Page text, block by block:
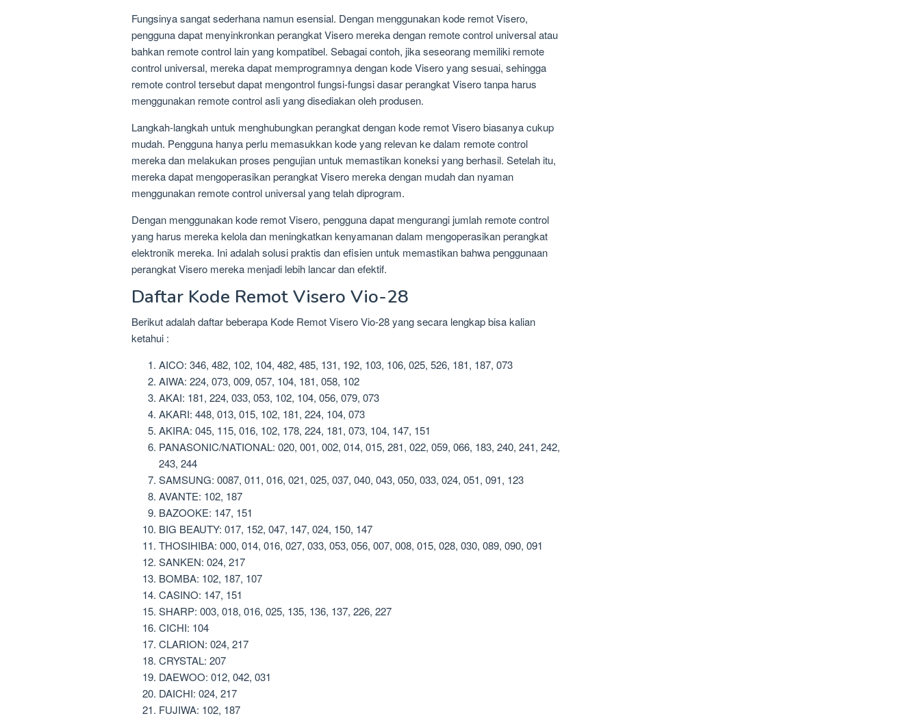
Fungsinya sangat sederhana namun esensial. Dengan menggunakan kode remot Visero,
pengguna dapat menyinkronkan perangkat Visero mereka dengan remote control universal atau
bahkan remote control lain yang kompatibel. Sebagai contoh, jika seseorang memiliki remote
control universal, mereka dapat memprogramnya dengan kode Visero yang sesuai, sehingga
remote control tersebut dapat mengontrol fungsi-fungsi dasar perangkat Visero tanpa harus
menggunakan remote control asli yang disediakan oleh produsen.
Langkah-langkah untuk menghubungkan perangkat dengan kode remot Visero biasanya cukup
mudah. Pengguna hanya perlu memasukkan kode yang relevan ke dalam remote control
mereka dan melakukan proses pengujian untuk memastikan koneksi yang berhasil. Setelah itu,
mereka dapat mengoperasikan perangkat Visero mereka dengan mudah dan nyaman
menggunakan remote control universal yang telah diprogram.
Dengan menggunakan kode remot Visero, pengguna dapat mengurangi jumlah remote control
yang harus mereka kelola dan meningkatkan kenyamanan dalam mengoperasikan perangkat
elektronik mereka. Ini adalah solusi praktis dan efisien untuk memastikan bahwa penggunaan
perangkat Visero mereka menjadi lebih lancar dan efektif.
Daftar Kode Remot Visero Vio-28
Berikut adalah daftar beberapa Kode Remot Visero Vio-28 yang secara lengkap bisa kalian
ketahui :
AICO: 346, 482, 102, 104, 482, 485, 131, 192, 103, 106, 025, 526, 181, 187, 073
AIWA: 224, 073, 009, 057, 104, 181, 058, 102
AKAI: 181, 224, 033, 053, 102, 104, 056, 079, 073
AKARI: 448, 013, 015, 102, 181, 224, 104, 073
AKIRA: 045, 115, 016, 102, 178, 224, 181, 073, 104, 147, 151
PANASONIC/NATIONAL: 020, 001, 002, 014, 015, 281, 022, 059, 066, 183, 240, 241, 242,
243, 244
SAMSUNG: 0087, 011, 016, 021, 025, 037, 040, 043, 050, 033, 024, 051, 091, 123
AVANTE: 102, 187
BAZOOKE: 147, 151
BIG BEAUTY: 017, 152, 047, 147, 024, 150, 147
THOSIHIBA: 000, 014, 016, 027, 033, 053, 056, 007, 008, 015, 028, 030, 089, 090, 091
SANKEN: 024, 217
BOMBA: 102, 187, 107
CASINO: 147, 151
SHARP: 003, 018, 016, 025, 135, 136, 137, 226, 227
CICHI: 104
CLARION: 024, 217
CRYSTAL: 207
DAEWOO: 012, 042, 031
DAICHI: 024, 217
FUJIWA: 102, 187